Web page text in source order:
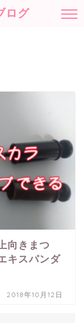
ログ
向きまつ
キスパンダ
2018年10月12日